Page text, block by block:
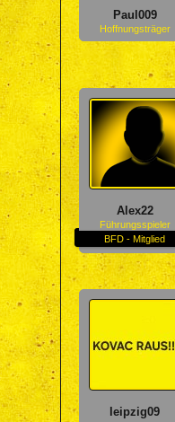
Paul009
Hoffnungsträger
Alex22
Führungsspieler
BFD - Mitglied
leipzig09